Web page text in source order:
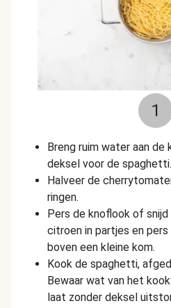
1
Breng ruim water aan de
deksel voor de spaghetti.
Halveer de
ringen.
Pers de knoflook of snijd
citroen in partjes en
boven een kleine kom.
Kook de spaghetti,
Bewaar wat van het
laat zonder deksel